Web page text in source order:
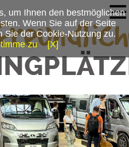
um Ihnen den bestmöglichen
Wenn Sie auf der Seite
Sie der Cookie-Nutzung zu.
zu
[X]